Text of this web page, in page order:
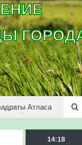
Атласа
14:18